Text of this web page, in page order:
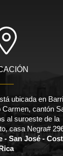
ubicada en
Carmen, cantón
al suroeste de la
casa Negra#
- San José -